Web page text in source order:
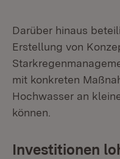
Darüber hinaus
Erstellung von
mit konkreten
Hochwasser an
können.
Investitionen